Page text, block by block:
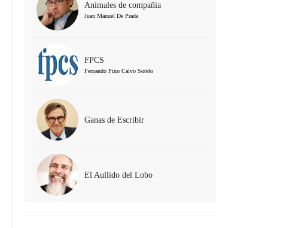
Animales de compañía
Juan Manuel De Prada
FPCS
Fernando Pino Calvo Sotelo
Ganas de Escribir
El Aullido del Lobo